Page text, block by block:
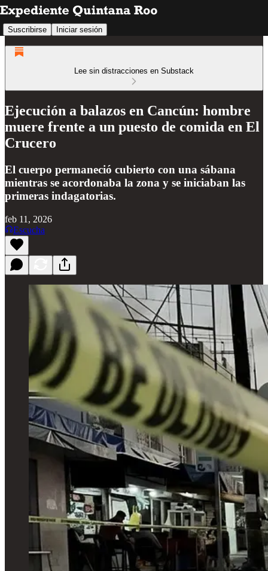
Suscribirse Iniciar sesión
Lee sin distracciones en Substack
Ejecución a balazos en Cancún: hombre
muere frente a un puesto de comida en El
Crucero
El cuerpo permaneció cubierto con una sábana
mientras se acordonaba la zona y se iniciaban las
primeras indagatorias.
feb 11, 2026
Escucha